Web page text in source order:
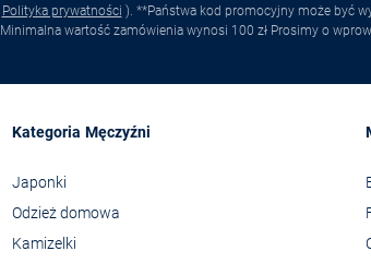
Polityka prywatności ). **Państwa kod promocyjny może być
Minimalna wartość zamówienia wynosi 100 zł Prosimy o
Kategoria Męczyźni
Japonki
Odzież domowa
Kamizelki